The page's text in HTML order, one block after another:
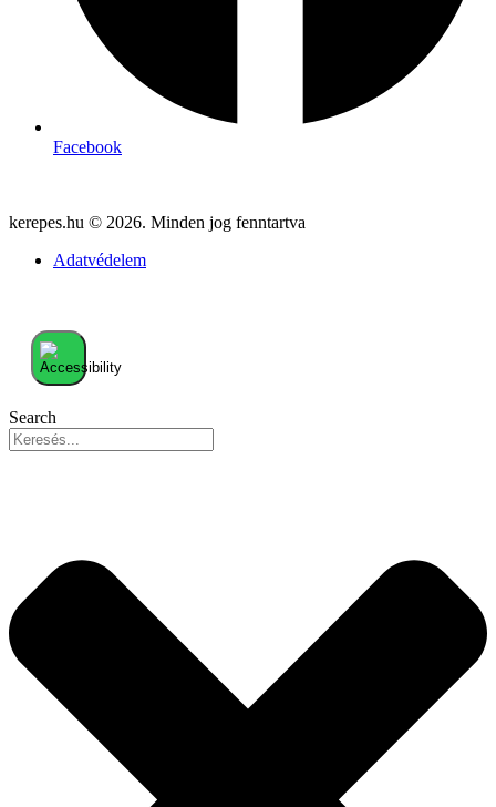
Facebook
kerepes.hu © 2026. Minden jog fenntartva
Adatvédelem
Search